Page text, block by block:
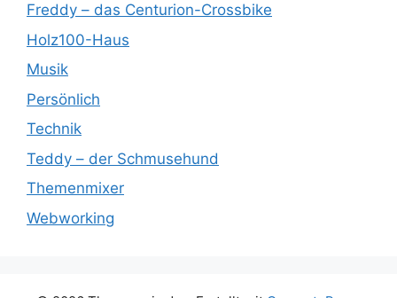
Freddy – das Centurion-Crossbike
Holz100-Haus
Musik
Persönlich
Technik
Teddy – der Schmusehund
Themenmixer
Webworking